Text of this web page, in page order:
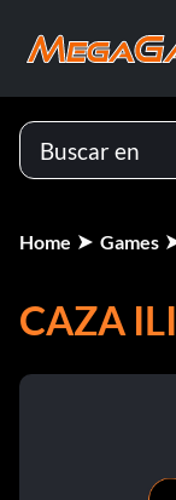
Home Games
CAZA